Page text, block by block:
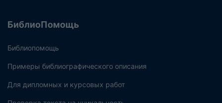
БиблиоПомощь
Библиопомощь
Примеры библиографического описания
Для дипломных и курсовых работ